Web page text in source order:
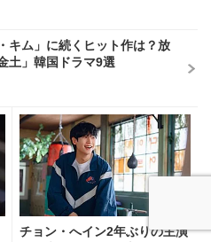
キム」に続くヒット作は？放
土」韓国ドラマ9選
チョン・へイン2年ぶりの主演